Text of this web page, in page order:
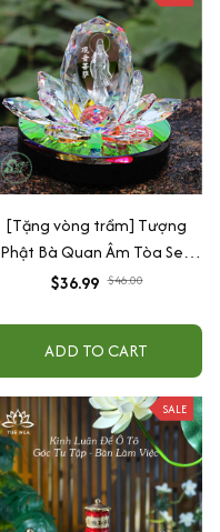
[Tặng vòng trầm] Tượng
Phật Bà Quan Âm Tòa Sen
Pha Lê Trang Trí Taplo Ô Tô,
$36.99 $46.00
ADD TO CART
SALE